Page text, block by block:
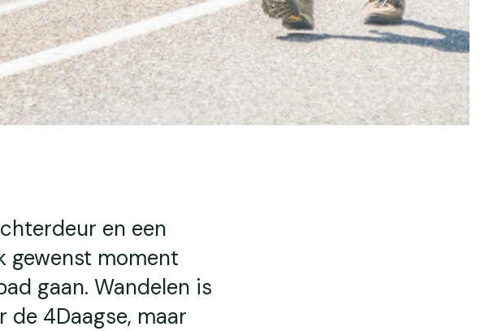
en een
gewenst moment
gaan. Wandelen is
4Daagse, maar